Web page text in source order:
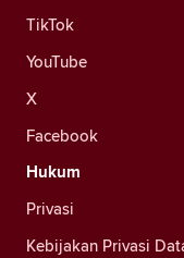
TikTok
YouTube
X
Facebook
Hukum
Privasi
Kebijakan Privasi